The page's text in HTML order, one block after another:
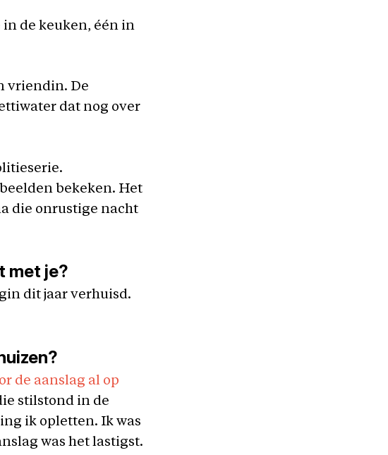
de keuken, één in
vriendin. De
dat nog over
bekeken. Het
die onrustige nacht
met je?
dit jaar verhuisd.
de aanslag al op
stilstond in de
ik opletten. Ik was
was het lastigst.